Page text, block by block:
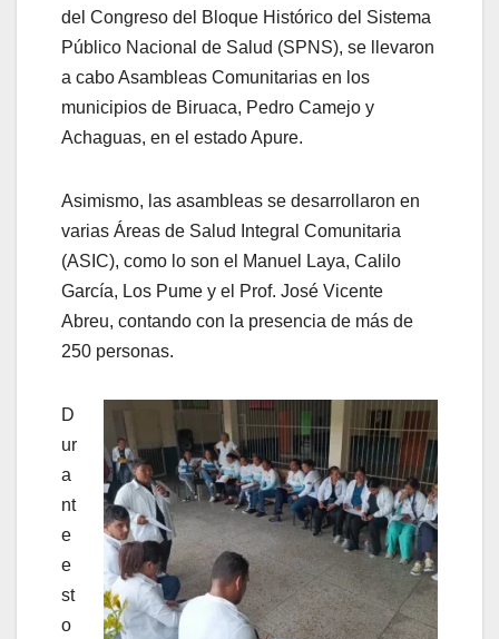
del Congreso del Bloque Histórico del Sistema
Público Nacional de Salud (SPNS), se llevaron
a cabo Asambleas Comunitarias en los
municipios de Biruaca, Pedro Camejo y
Achaguas, en el estado Apure.
Asimismo, las asambleas se desarrollaron en
varias Áreas de Salud Integral Comunitaria
(ASIC), como lo son el Manuel Laya, Calilo
García, Los Pume y el Prof. José Vicente
Abreu, contando con la presencia de más de
250 personas.
D
ur
a
nt
e
e
st
o